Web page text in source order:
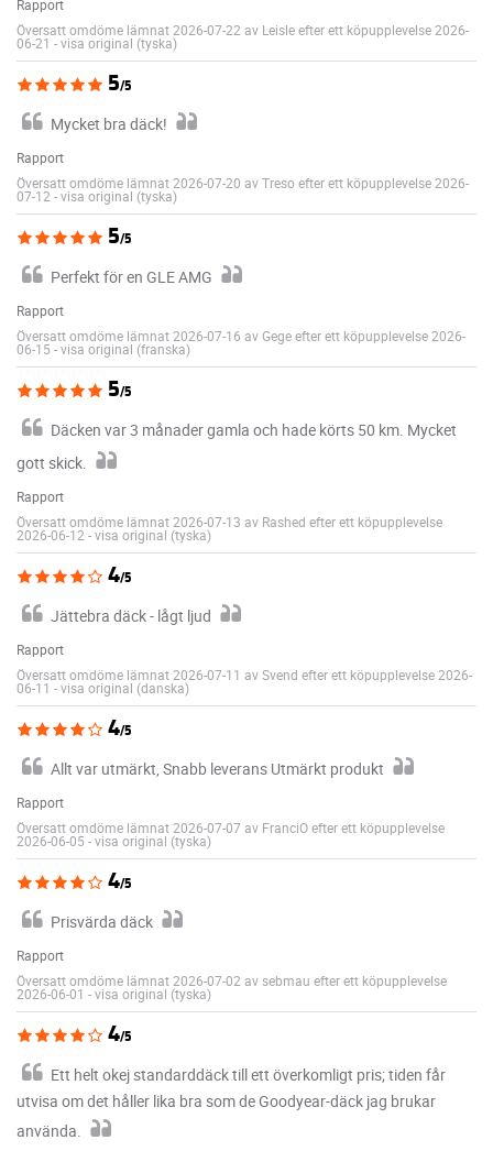
Rapport
Översatt omdöme lämnat 2026-07-22 av Leisle efter ett köpupplevelse 2026-
06-21 -visa original (tyska)
5/5
Mycket bra däck!
Rapport
Översatt omdöme lämnat 2026-07-20 av Treso efter ett köpupplevelse 2026-
07-12 -visa original (tyska)
5/5
Perfekt för en GLE AMG
Rapport
Översatt omdöme lämnat 2026-07-16 av Gege efter ett köpupplevelse 2026-
06-15 -visa original (franska)
5/5
Däcken var 3 månader gamla och hade körts 50 km. Mycket
gott skick.
Rapport
Översatt omdöme lämnat 2026-07-13 av Rashed efter ett köpupplevelse
2026-06-12 -visa original (tyska)
4/5
Jättebra däck - lågt ljud
Rapport
Översatt omdöme lämnat 2026-07-11 av Svend efter ett köpupplevelse 2026-
06-11 -visa original (danska)
4/5
Allt var utmärkt, Snabb leverans Utmärkt produkt
Rapport
Översatt omdöme lämnat 2026-07-07 av FranciO efter ett köpupplevelse
2026-06-05 -visa original (tyska)
4/5
Prisvärda däck
Rapport
Översatt omdöme lämnat 2026-07-02 av sebmau efter ett köpupplevelse
2026-06-01 -visa original (tyska)
4/5
Ett helt okej standarddäck till ett överkomligt pris; tiden får
utvisa om det håller lika bra som de Goodyear-däck jag brukar
använda.